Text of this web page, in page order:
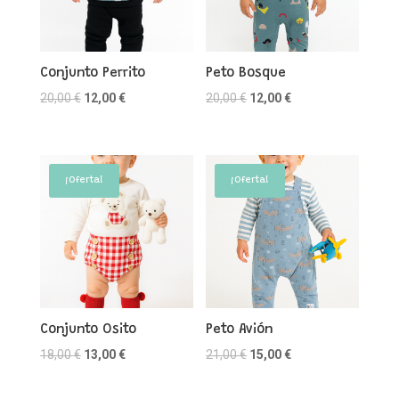
Conjunto Perrito
20,00€ El
era:
20,00 €.
12,00€El
es:
12,00 €.
Peto Bosque
20,00€ El
era:
20,00 €.
12,00€El
es:
12,00 €.
¡Oferta!
Conjunto Osito
18,00€ El
13,00€El
¡Oferta!
Peto Avión
21,00€ El
15,00€El